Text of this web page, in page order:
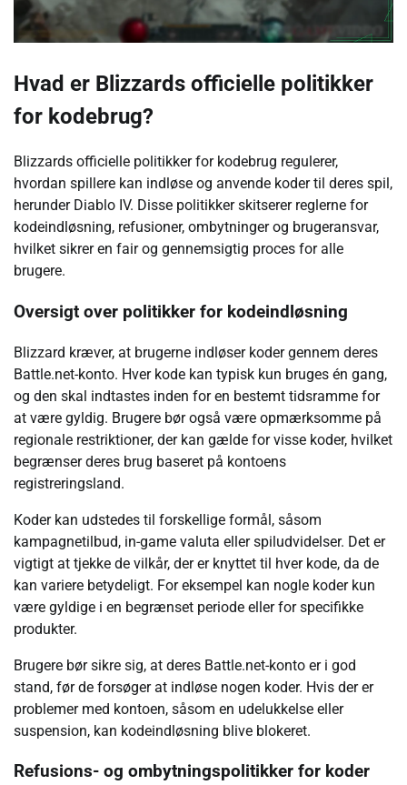
Hvad er Blizzards officielle politikker
for kodebrug?
Blizzards officielle politikker for kodebrug regulerer,
hvordan spillere kan indløse og anvende koder til deres spil,
herunder Diablo IV. Disse politikker skitserer reglerne for
kodeindløsning, refusioner, ombytninger og brugeransvar,
hvilket sikrer en fair og gennemsigtig proces for alle
brugere.
Oversigt over politikker for kodeindløsning
Blizzard kræver, at brugerne indløser koder gennem deres
Battle.net-konto. Hver kode kan typisk kun bruges én gang,
og den skal indtastes inden for en bestemt tidsramme for
at være gyldig. Brugere bør også være opmærksomme på
regionale restriktioner, der kan gælde for visse koder, hvilket
begrænser deres brug baseret på kontoens
registreringsland.
Koder kan udstedes til forskellige formål, såsom
kampagnetilbud, in-game valuta eller spiludvidelser. Det er
vigtigt at tjekke de vilkår, der er knyttet til hver kode, da de
kan variere betydeligt. For eksempel kan nogle koder kun
være gyldige i en begrænset periode eller for specifikke
produkter.
Brugere bør sikre sig, at deres Battle.net-konto er i god
stand, før de forsøger at indløse nogen koder. Hvis der er
problemer med kontoen, såsom en udelukkelse eller
suspension, kan kodeindløsning blive blokeret.
Refusions- og ombytningspolitikker for koder